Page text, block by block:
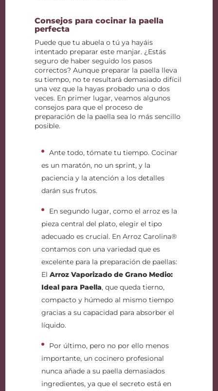
Consejos para cocinar la paella
perfecta
Puede que tu abuela o tú ya hayáis
intentado preparar este manjar. ¿Estás
seguro de haber seguido los pasos
correctos? Aunque preparar la paella lleva
su tiempo, no te resultará demasiado difícil
una vez que la hayas probado una o dos
veces. En primer lugar, veamos algunos
consejos para que el proceso de
preparación de la paella sea lo más sencillo
posible.
Ante todo, tómate tu tiempo. Cocinar
es un maratón, no un sprint, y la
paciencia y la atención a los detalles
darán sus frutos.
En segundo lugar, como el arroz es la
pieza central del plato, elegir el tipo
adecuado es crucial. En Arroz Carolina®
contamos con una variedad que es
excelente para la preparación de paellas:
ElArroz Vaporizado de Grano Medio:
Ideal para Paella, que queda tierno,
compacto y húmedo al mismo tiempo
gracias a su capacidad para absorber el
líquido.
Por último, pero no por ello menos
importante, un cocinero profesional
nunca añade a su paella demasiados
ingredientes, ya que el secreto está en